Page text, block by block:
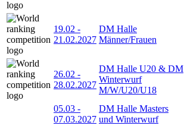
19.02 -
21.02.2027
DM Halle
Männer/Frauen
26.02 -
28.02.2027
DM Halle U20 & DM
Winterwurf
M/W/U20/U18
05.03 -
07.03.2027
DM Halle Masters
und Winterwurf